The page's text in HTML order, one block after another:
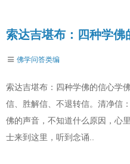
索达吉堪布：四种学佛
佛学问答类编
索达吉堪布：四种学佛的信心
信、胜解信、不退转信。清净信
佛的声音，不知道什么原因，心
士来到这里，听到念诵..